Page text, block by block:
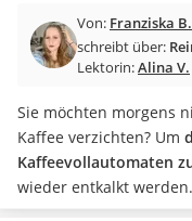
Epilierer
Reisehaartrockner
Magnesiumpräparat
Katzenklappe
Nackenmassagegerät
Zeckenschutz Katze
leichter Haartrockner
Von: Franziska B.
schreibt über:
Lektorin:Alina V.
Sie möchten morgens
Kaffee verzichten? Um
Kaffeevollautomaten
wieder entkalkt
es unter anderemin